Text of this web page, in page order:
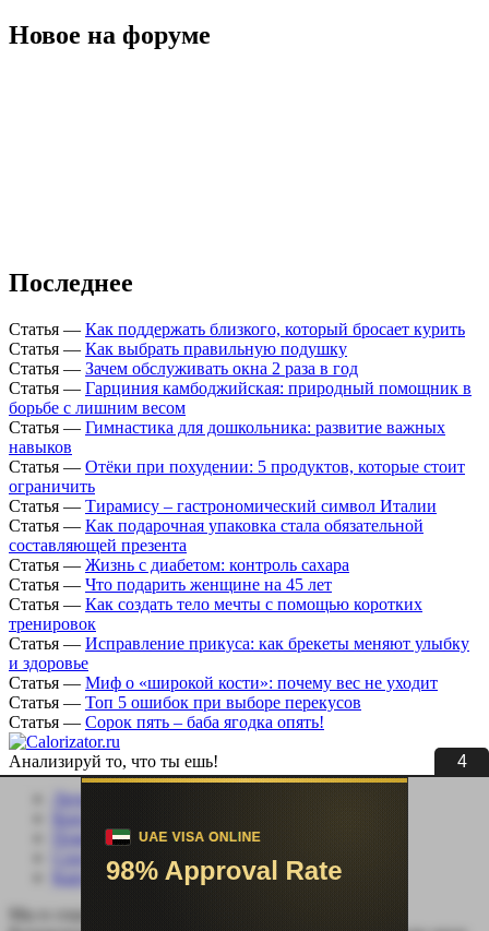
3
Новое на форуме
Последнее
Статья — Как поддержать близкого, который бросает курить
Статья — Как выбрать правильную подушку
Статья — Зачем обслуживать окна 2 раза в год
Статья — Гарциния камбоджийская: природный помощник в
борьбе с лишним весом
Статья — Гимнастика для дошкольника: развитие важных
навыков
Статья — Отёки при похудении: 5 продуктов, которые стоит
ограничить
Статья — Тирамису – гастрономический символ Италии
Статья — Как подарочная упаковка стала обязательной
составляющей презента
Статья — Жизнь с диабетом: контроль сахара
Статья — Что подарить женщине на 45 лет
Статья — Как создать тело мечты с помощью коротких
тренировок
Статья — Исправление прикуса: как брекеты меняют улыбку
и здоровье
Статья — Миф о «широкой кости»: почему вес не уходит
Статья — Топ 5 ошибок при выборе перекусов
Статья — Сорок пять – баба ягодка опять!
Анализируй то, что ты ешь!
Личный кабинет
Помощь сайту
Соцсети
Карта сайта
Мы в социальных сетях: